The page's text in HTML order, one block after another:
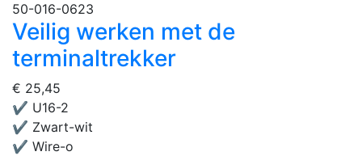
50-016-0623
Veilig werken met de
terminaltrekker
€ 25,45
✔ U16-2
✔ Zwart-wit
✔ Wire-o